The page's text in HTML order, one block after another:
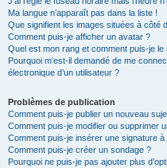
Ma langue n’apparaît pas dans la liste !
Que signifient les images situées à côté
Comment puis-je afficher un avatar ?
Quel est mon rang et comment puis-je le
Pourquoi m’est-il demandé de me
électronique d’un utilisateur ?
Problèmes de publication
Comment puis-je publier un nouveau
Comment puis-je modifier ou supprimer
Comment puis-je insérer une signature
Comment puis-je créer un sondage ?
Pourquoi ne puis-je pas ajouter plus